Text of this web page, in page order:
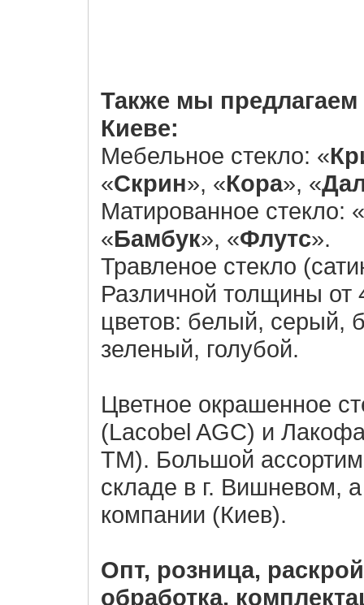
Также мы предлагаем
Киеве:
Мебельное стекло: «
«Скрин», «Кора», «
Матированное стекло: «
«Бамбук», «Флутс».
Травленое стекло
Различной толщины от
цветов: белый, серый,
зеленый, голубой.
Цветное окрашенное
(Lacobel AGC) и
ТМ). Большой
складе в г. Вишневом,
компании (Киев).
Опт, розница,
обработка,